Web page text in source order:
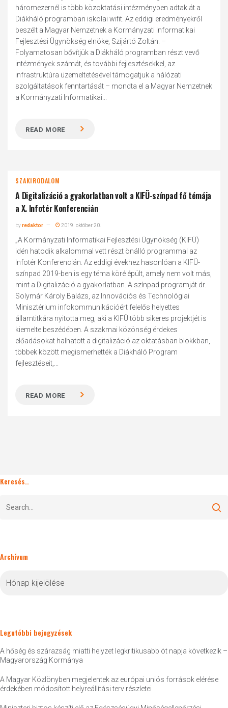
háromezernél is több közoktatási intézményben adtak át a
Diákháló programban iskolai wifit. Az eddigi eredményekről
beszélt a Magyar Nemzetnek a Kormányzati Informatikai
Fejlesztési Ügynökség elnöke, Szijártó Zoltán. –
Folyamatosan bővítjük a Diákháló programban részt vevő
intézmények számát, és további fejlesztésekkel, az
infrastruktúra üzemeltetésével támogatjuk a hálózati
szolgáltatások fenntartását – mondta el a Magyar Nemzetnek
a Kormányzati Informatikai...
READ MORE
SZAKIRODALOM
A Digitalizáció a gyakorlatban volt a KIFÜ-színpad fő témája
a X. Infotér Konferencián
byredaktor 2019. október 20.
„A Kormányzati Informatikai Fejlesztési Ügynökség (KIFÜ)
idén hatodik alkalommal vett részt önálló programmal az
Infotér Konferencián. Az eddigi évekhez hasonlóan a KIFÜ-
színpad 2019-ben is egy téma köré épült, amely nem volt más,
mint a Digitalizáció a gyakorlatban. A színpad programját dr.
Solymár Károly Balázs, az Innovációs és Technológiai
Minisztérium infokommunikációért felelős helyettes
államtitkára nyitotta meg, aki a KIFÜ több sikeres projektjét is
kiemelte beszédében. A szakmai közönség érdekes
előadásokat halhatott a digitalizáció az oktatásban blokkban,
többek között megismerhették a Diákháló Program
fejlesztéseit,...
READ MORE
Keresés..
Archívum
Legutóbbi bejegyzések
A hőség és szárazság miatti helyzet legkritikusabb öt napja következik –
Magyarország Kormánya
A Magyar Közlönyben megjelentek az európai uniós források elérése
érdekében módosított helyreállítási terv részletei